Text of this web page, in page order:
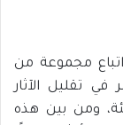
مجموعة من
تقليل الآثار
ومن بين هذه